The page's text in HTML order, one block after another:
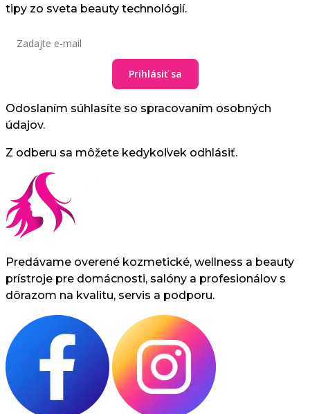
tipy zo sveta beauty technológií.
Prihlásiť sa
Odoslaním súhlasíte so spracovaním osobných
údajov.
Z odberu sa môžete kedykoľvek odhlásiť.
Predávame overené kozmetické, wellness a beauty
prístroje pre domácnosti, salóny a profesionálov s
dôrazom na kvalitu, servis a podporu.